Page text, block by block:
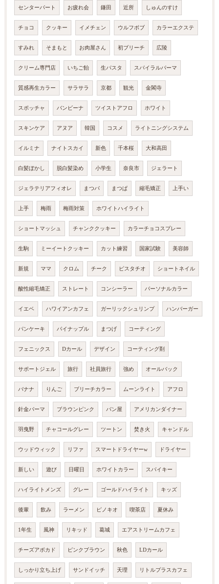
センターパート お疲れ会 鎌田 近所 しゅんのすけ
チョコ クッキー イメチェン ウルフボブ カラーエクステ
すみれ そまもと お肉屋さん 初ブリーチ 広陵
クリーム専門店 いちご飴 生パスタ スパイラルパーマ
質感再生カラー サラサラ 京都 観光 金閣寺
スポッチャ バンビーナ ツイストアフロ ホワイト
スキンケア アヌア 韓国 コスメ ライトニングシステム
イルミナ ナイトスカイ 新色 千本桜 大和高田
白髪ぼかし 脱白髪染め 小学生 奈良市 ジェラート
ジェラテリアフィオレ まつパ まつぱ 縮毛矯正 上手い
上手 梅雨 梅雨対策 ホワイトハイライト
ショートマッシュ チャンククッキー カラーチョコスプレー
生駒 ミーイートクッキー カット練習 国家試験 美容師
新規 ママ クロム チーク ピスタチオ ショートネイル
酸性縮毛矯正 ストレート コンシーラー パーソナルカラー
イエベ ハワイアンカフェ ガーリックシュリンプ ハンバーガー
パンケーキ パイナップル まつげ コーティング
フェニックス Dカール デザイン コーティング剤
サポートジェル 旅行 社員旅行 強め オールバック
バナナ りんご ブリーチカラー ムーンライト アフロ
針金パーマ ブラウンピンク パン屋 アメリカンダイナー
羽曳野 チャコールグレー ツートン 焚き火 キャンドル
ウッドウィック リファ スマートドライヤーw ドライヤー
新しい 遊び 日曜日 ホワイトカラー スパイキー
ハイライトメンズ グレー ゴールドハイライト キッズ
後輩 飲み ラーメン ピノキオ 喫茶店 夏休み
1年生 風神 リキッド 葛城 エアストリームカフェ
チーズアボカド ピンクブラウン 秋色 LDカール
しっかり立ち上げ サンドイッチ 天理 リトルプラスカフェ